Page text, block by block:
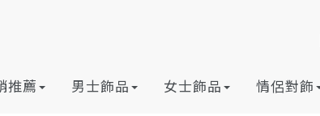
推薦 男士飾品 女士飾品 情侶對飾